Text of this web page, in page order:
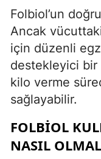
Folbiol’un
Ancak
için düzenli
destekleyici bir
kilo verme
sağlayabilir.
FOLBIOL
NASIL